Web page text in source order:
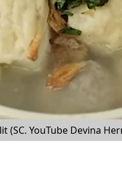
(SC. YouTube Devina